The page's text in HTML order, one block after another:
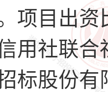
项目出资
用社联
标股份